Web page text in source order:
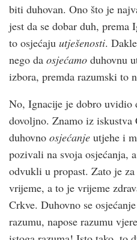
biti duhovan. Ono što je
jest da se dobar duh, prema
to osjećaju utješenosti.
nego da osjećamo duhovnu
izbora, premda razumski to
No, Ignacije je dobro uvidio
dovoljno. Znamo iz iskustva
duhovno osjećanje utjehe i
pozivali na svoja osjećanja,
odvukli u propast. Zato je
vrijeme, a to je vrijeme
Crkve. Duhovno se
razumu, napose razumu